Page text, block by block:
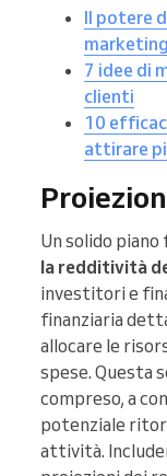
Il potere
marketing
7 idee di
clienti
10
attirare
Un solido
la redditività
investitori e
finanziaria
allocare le
spese. Questa
compreso, a
potenziale
attività.